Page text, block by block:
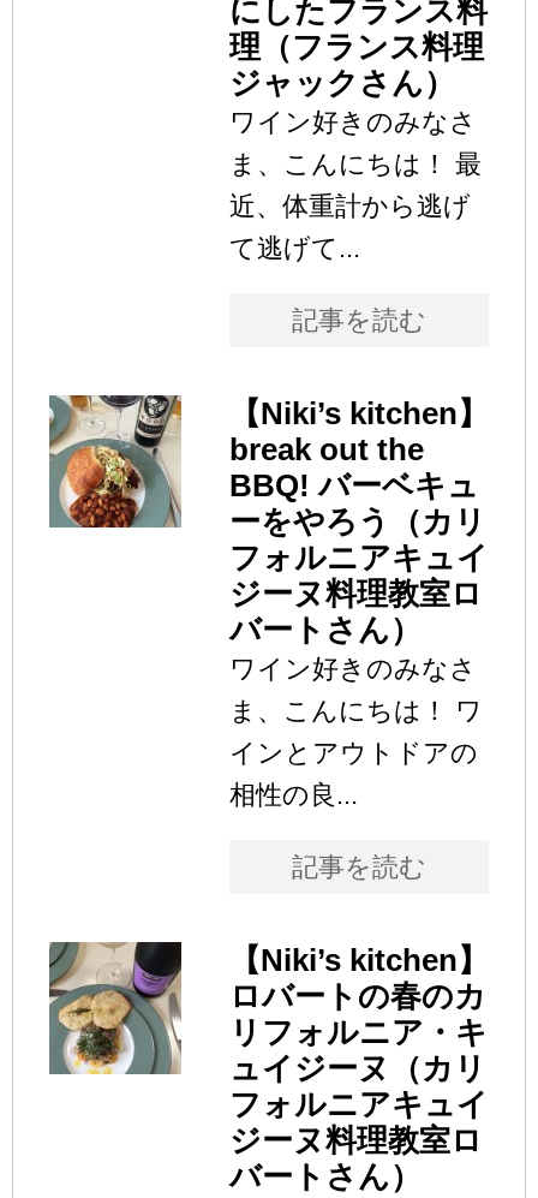
にしたフランス料
理（フランス料理
ジャックさん）
ワイン好きのみなさ
ま、こんにちは！ 最
近、体重計から逃げ
て逃げて...
記事を読む
【Niki’s kitchen】
break out the
BBQ! バーベキュ
ーをやろう（カリ
フォルニアキュイ
ジーヌ料理教室ロ
バートさん）
ワイン好きのみなさ
ま、こんにちは！ ワ
インとアウトドアの
相性の良...
記事を読む
【Niki’s kitchen】
ロバートの春のカ
リフォルニア・キ
ュイジーヌ（カリ
フォルニアキュイ
ジーヌ料理教室ロ
バートさん）